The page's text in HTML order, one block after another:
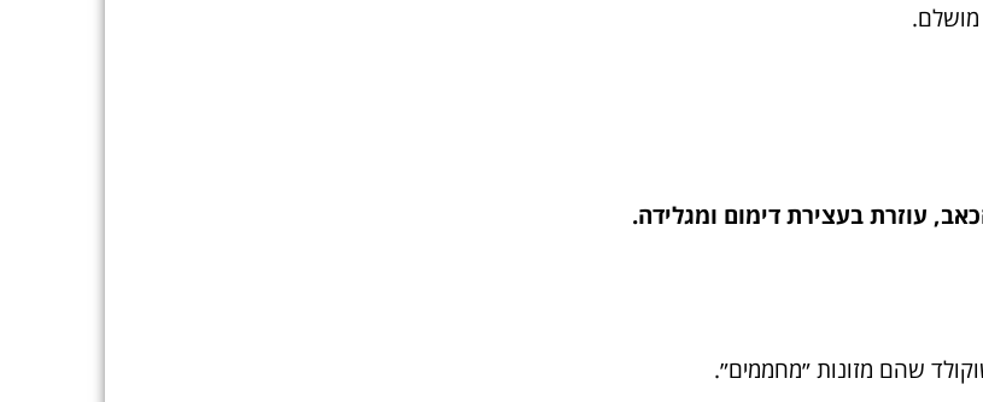
מושלם.
עוזרת בעצירת דימום ומגלידה.
שהם מזונות ״מחממים״.